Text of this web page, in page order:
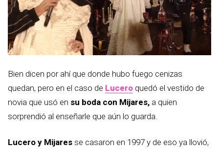
Bien dicen por ahí que donde hubo fuego cenizas
quedan, pero en el caso de Lucero quedó el vestido de
novia que usó en su boda con Mijares, a quien
sorprendió al enseñarle que aún lo guarda.
Lucero y Mijares se casaron en 1997 y de eso ya llovió,